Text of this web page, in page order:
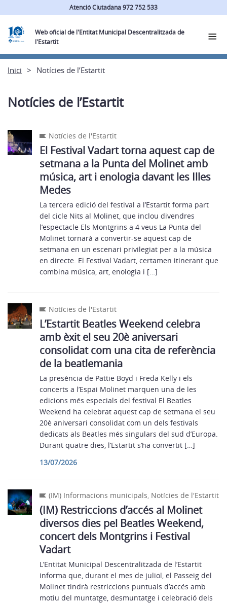
Atenció Ciutadana 972 752 533
Web oficial de l'Entitat Municipal Descentralitzada de
l'Estartit
Inici Notícies de l’Estartit
Notícies de l’Estartit
Notícies de l'Estartit
El Festival Vadart torna aquest cap de
setmana a la Punta del Molinet amb
música, art i enologia davant les Illes
Medes
La tercera edició del festival a l’Estartit forma part
del cicle Nits al Molinet, que inclou divendres
l’espectacle Els Montgrins a 4 veus La Punta del
Molinet tornarà a convertir-se aquest cap de
setmana en un escenari privilegiat per a la música
en directe. El Festival Vadart, certamen itinerant que
combina música, art, enologia i […]
Notícies de l'Estartit
L’Estartit Beatles Weekend celebra
amb èxit el seu 20è aniversari
consolidat com una cita de referència
de la beatlemania
La presència de Pattie Boyd i Freda Kelly i els
concerts a l’Espai Molinet marquen una de les
edicions més especials del festival El Beatles
Weekend ha celebrat aquest cap de setmana el seu
20è aniversari consolidat com un dels festivals
dedicats als Beatles més singulars del sud d’Europa.
Durant quatre dies, l’Estartit s’ha convertit […]
13/07/2026
(IM) Informacions municipals, Notícies de l'Estartit
(IM) Restriccions d’accés al Molinet
diversos dies pel Beatles Weekend,
concert dels Montgrins i Festival
Vadart
L’Entitat Municipal Descentralitzada de l’Estartit
informa que, durant el mes de juliol, el Passeig del
Molinet tindrà restriccions puntuals d’accés amb
motiu del muntatge, desmuntatge i celebració dels